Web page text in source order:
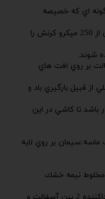
اي كه خصيصه
ببيند. مواد چسب اي كه كرنش هاي كششي بيش از 250 ميكرو كرنش را
شوند.
بر روي افت هاي
از قبيل بارگيري باد و
باشد تا كاشي در اين
بر روي لايه
مخلوط نيمه خشك